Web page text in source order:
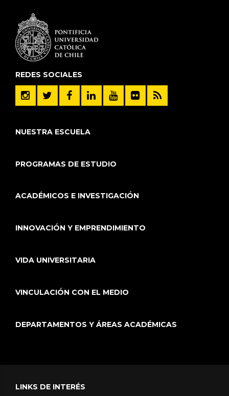
REDES SOCIALES
NUESTRA ESCUELA
PROGRAMAS DE ESTUDIO
ACADÉMICOS E INVESTIGACIÓN
INNOVACIÓN Y EMPRENDIMIENTO
VIDA UNIVERSITARIA
VINCULACIÓN CON EL MEDIO
DEPARTAMENTOS Y ÁREAS ACADÉMICAS
LINKS DE INTERÉS